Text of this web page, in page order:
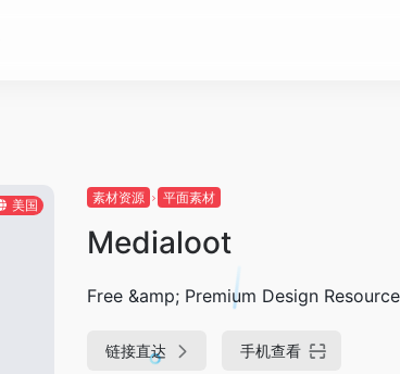
美国 素材资源 平面素材
Medialoot
Free &amp; Premium Design
链接直达 手机查看